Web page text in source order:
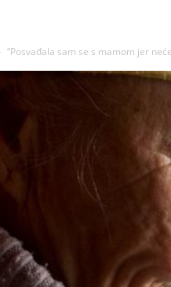
“Posvađala sam se s mamom jer